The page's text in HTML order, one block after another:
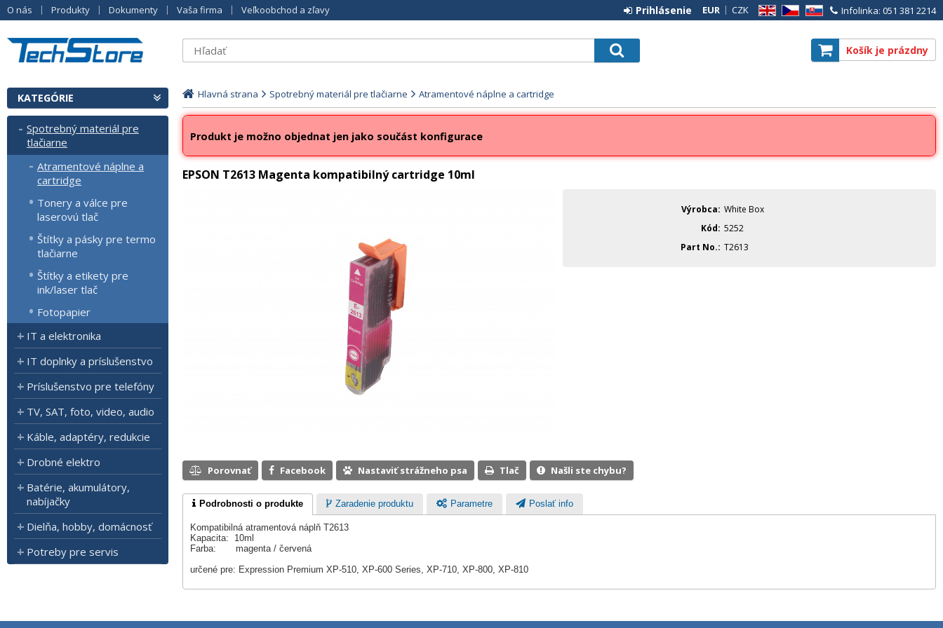
O nás Produkty Dokumenty Vaša firma Veľkoobchod a zľavy Infolinka: 051 381 2214
EN CZ SK
EUR CZK
Prihlásenie
Košík je prázdny
KATEGÓRIE
Spotrebný materiál pre
tlačiarne
Atramentové náplne a
cartridge
Tonery a válce pre
laserovú tlač
Štítky a pásky pre termo
tlačiarne
Štítky a etikety pre
ink/laser tlač
Fotopapier
IT a elektronika
IT doplnky a príslušenstvo
Príslušenstvo pre telefóny
TV, SAT, foto, video, audio
Káble, adaptéry, redukcie
Drobné elektro
Batérie, akumulátory,
nabíjačky
Dielňa, hobby, domácnosť
Potreby pre servis
Hlavná strana Spotrebný materiál pre tlačiarne Atramentové náplne a cartridge
Produkt je možno objednat jen jako součást konfigurace
EPSON T2613 Magenta kompatibilný cartridge 10ml
Výrobca White Box
Kód 5252
Part No. T2613
Porovnať Facebook Nastaviť strážneho psa Tlač Našli ste chybu?
Podrobnosti o produkte Zaradenie produktu Parametre Poslať info
Kompatibilná atramentová náplň T2613
Kapacita: 10ml
Farba: magenta / červená
určené pre: Expression Premium XP-510, XP-600 Series, XP-710, XP-800, XP-810